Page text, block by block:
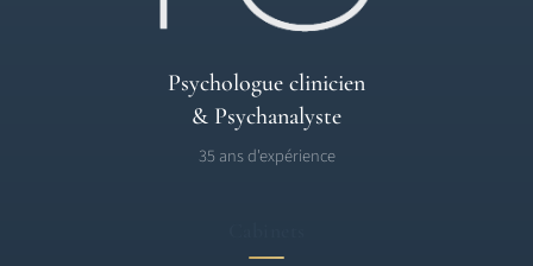
Psychologue clinicien
& Psychanalyste
35 ans d'expérience